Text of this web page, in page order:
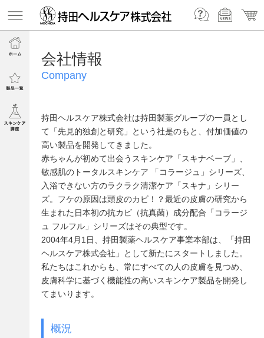
会社情報
Company
持田ヘルスケア株式会社は持田製薬グループの一員とし
て「先見的独創と研究」という社是のもと、付加価値の
高い製品を開発してきました。
赤ちゃんが初めて出会うスキンケア「スキナベーブ」、
敏感肌のトータルスキンケア 「コラージュ」シリーズ、
入浴できない方のラクラク清潔ケア「スキナ」シリー
ズ。フケの原因は頭皮のカビ！？最近の皮膚の研究から
生まれた日本初の抗カビ（抗真菌）成分配合「コラージ
ュ フルフル」シリーズはその典型です。
2004年4月1日、持田製薬ヘルスケア事業本部は、「持田
ヘルスケア株式会社」として新たにスタートしました。
私たちはこれからも、常にすべての人の皮膚を見つめ、
皮膚科学に基づく機能性の高いスキンケア製品を開発し
てまいります。
概況